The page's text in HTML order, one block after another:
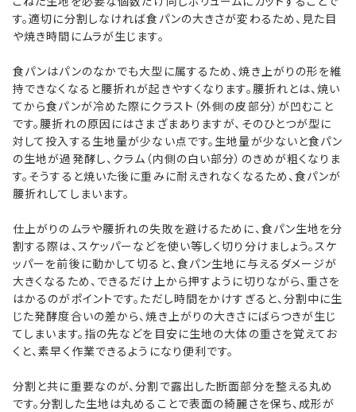
す。適切に分割しなければ食パンの大きさが変わるため、見た目
や焼き時間にムラが生じます。
食パンはパンのなかでも大型に属するため、焼き上がりの形を維
持できなくなると腰折れが起きやすくなります。腰折れとは、焼い
てから食パンが冷めた際にクラスト（外側の皮部分）が凹むこと
です。腰折れの原因にはさまざまありますが、そのひとつが型に
対して投入する生地量が少ない点です。生地量が少ないと食パン
の生地が過発酵し、クラム（内側の白い部分）のきめが粗くなりま
す。そうすると焼いた後に重みに耐えきれなくなるため、食パンが
腰折れしてしまいます。
仕上がりのムラや腰折れの失敗を避けるために、食パン生地を分
割する際は、スケッパーなどを使い等しく切り分けましょう。スケ
ッパーを前後に動かして切ると、食パン生地に与えるダメージが
大きくなるため、できるだけ上から押すように切りながら、重さを
はかるのがポイントです。ただし時間をかけすぎると、分割中に生
じた発酵度合いの差から、焼き上がりの大きさにばらつきが生じ
てしまいます。指の先などを目安に生地の大体の重さを覚えてお
くと、素早く作業できるようになり便利です。
分割と共に重要なのが、分割で露出した断面部分を整える丸め
です。分割した生地は丸めることで表面の綺麗さを保ち、成形が